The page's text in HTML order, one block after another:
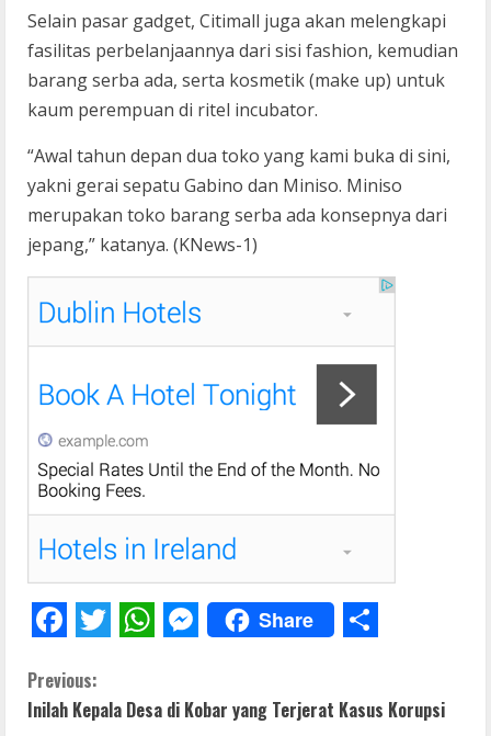
Selain pasar gadget, Citimall juga akan melengkapi
fasilitas perbelanjaannya dari sisi fashion, kemudian
barang serba ada, serta kosmetik (make up) untuk
kaum perempuan di ritel incubator.
“Awal tahun depan dua toko yang kami buka di sini,
yakni gerai sepatu Gabino dan Miniso. Miniso
merupakan toko barang serba ada konsepnya dari
jepang,” katanya. (KNews-1)
a
c
w
i
h
a
e
s
Share
h
a
C
Previous:
Inilah Kepala Desa di Kobar yang Terjerat Kasus Korupsi